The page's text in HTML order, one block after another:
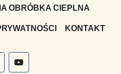
OBRÓBKA CIEPLNA
KONTAKT
youtube